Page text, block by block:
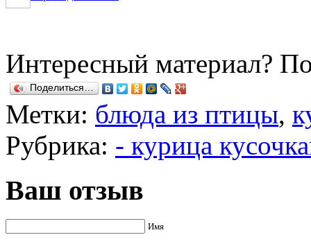
Интересный материал?
Поделиться…
Метки: блюда из птицы,
Рубрика: - курица
Ваш отзыв
Имя